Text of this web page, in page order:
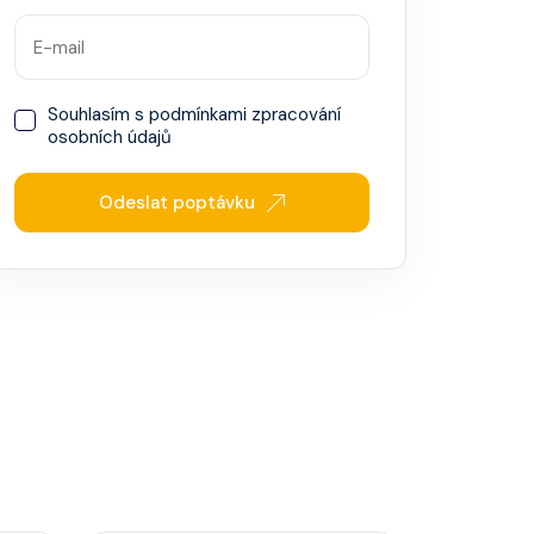
Souhlasím spodmínkami zpracování
osobních údajů
Odeslat poptávku